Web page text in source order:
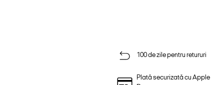
100 de zile pentru retururi
Plată securizată cu Apple